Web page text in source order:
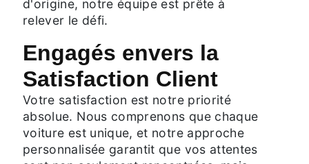
d'origine, notre équipe est prête à
relever le défi.
Engagés envers la
Satisfaction Client
Votre satisfaction est notre priorité
absolue. Nous comprenons que chaque
voiture est unique, et notre approche
personnalisée garantit que vos attentes